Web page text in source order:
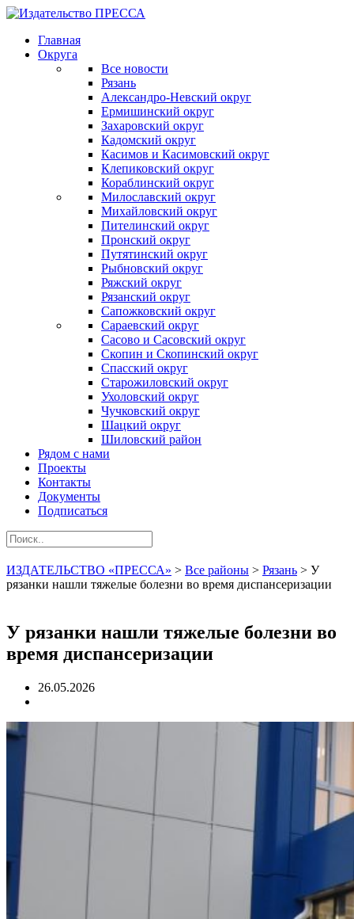
Главная
Округа
Все новости
Рязань
Александро-Невский округ
Ермишинский округ
Захаровский округ
Кадомский округ
Касимов и Касимовский округ
Клепиковский округ
Кораблинский округ
Милославский округ
Михайловский округ
Пителинский округ
Пронский округ
Путятинский округ
Рыбновский округ
Ряжский округ
Рязанский округ
Сапожковский округ
Сараевский округ
Сасово и Сасовский округ
Скопин и Скопинский округ
Спасский округ
Старожиловский округ
Ухоловский округ
Чучковский округ
Шацкий округ
Шиловский район
Рядом с нами
Проекты
Контакты
Документы
Подписаться
ИЗДАТЕЛЬСТВО «ПРЕССА» > Все районы > Рязань > У
рязанки нашли тяжелые болезни во время диспансеризации
У рязанки нашли тяжелые болезни во
время диспансеризации
26.05.2026